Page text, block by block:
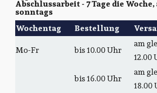
Abschlussarbeit - 7 Tage die Woche,
sonntags
Wochentag
Bestellung
Mo-Fr
bis 10.00 Uhr
am
12.00
bis 16.00 Uhr
am
18.00